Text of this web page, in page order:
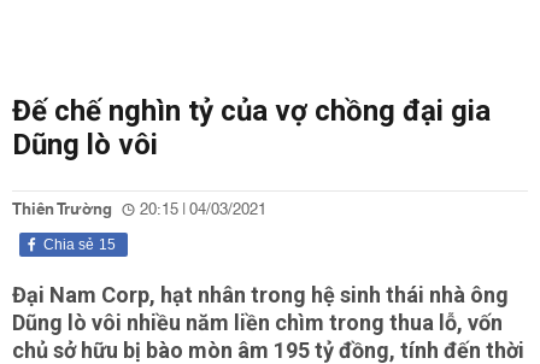
Đế chế nghìn tỷ của vợ chồng đại gia
Dũng lò vôi
Thiên Trường 20:15 | 04/03/2021
15
Chia sẻ
Đại Nam Corp, hạt nhân trong hệ sinh thái nhà ông
Dũng lò vôi nhiều năm liền chìm trong thua lỗ, vốn
chủ sở hữu bị bào mòn âm 195 tỷ đồng, tính đến thời